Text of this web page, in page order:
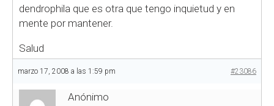
dendrophila que es otra que tengo inquietud y en
mente por mantener.
Salud
marzo 17, 2008 a las 1:59 pm #23086
Anónimo